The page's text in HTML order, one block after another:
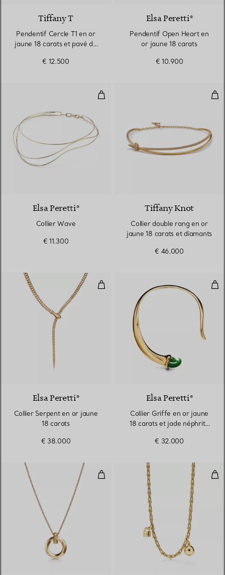
Tiffany T
Pendentif Cercle T1 en or
jaune 18 carats et pavé de
€ 12.500
Elsa Peretti®
Pendentif Open Heart en
or jaune 18 carats
€ 10.900
Collier Wave
Elsa Peretti®
Collier Wave
€ 11.300
Tiffany Knot
Collier double rang en or
jaune 18 carats et diamants
€ 46.000
Collier Serpent en or jaune 18
Elsa Peretti®
Collier Serpent en or jaune
18 carats
€ 38.000
Elsa Peretti®
Collier Griffe en or jaune
18 carats et jade néphrite
€ 32.000
Pendentif Cercle T1 en or jaune